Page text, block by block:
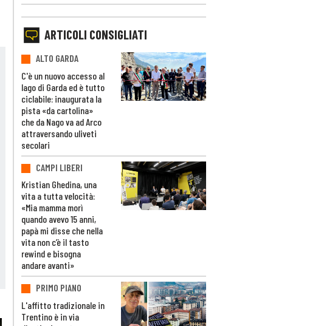
ARTICOLI CONSIGLIATI
ALTO GARDA
C'è un nuovo accesso al
lago di Garda ed è tutto
ciclabile: inaugurata la
pista «da cartolina»
che da Nago va ad Arco
attraversando uliveti
secolari
CAMPI LIBERI
Kristian Ghedina, una
vita a tutta velocità:
«Mia mamma morì
quando avevo 15 anni,
papà mi disse che nella
vita non c’è il tasto
rewind e bisogna
andare avanti»
PRIMO PIANO
L'affitto tradizionale in
Trentino è in via